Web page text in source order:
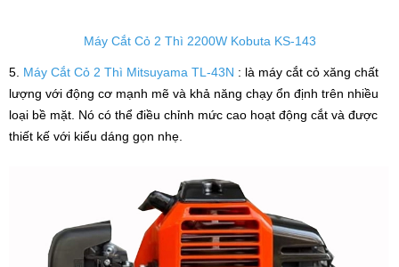
Máy Cắt Cỏ 2 Thì 2200W Kobuta KS-143
5. Máy Cắt Cỏ 2 Thì Mitsuyama TL-43N : là máy cắt cỏ xăng chất
lượng với động cơ mạnh mẽ và khả năng chạy ổn định trên nhiều
loại bề mặt. Nó có thể điều chỉnh mức cao hoạt động cắt và được
thiết kế với kiểu dáng gọn nhẹ.